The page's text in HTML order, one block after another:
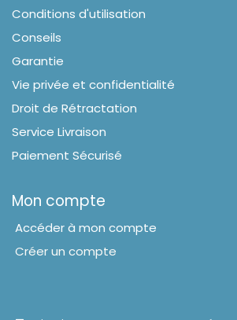
Conditions d'utilisation
Conseils
Garantie
Vie privée et confidentialité
Droit de Rétractation
Service Livraison
Paiement Sécurisé
Mon compte
Accéder à mon compte
Créer un compte